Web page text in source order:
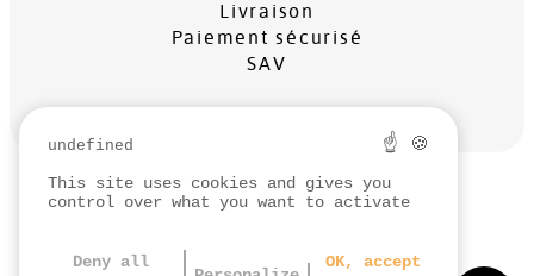
Livraison
Paiement sécurisé
SAV
MENTIONS LÉGALES
PROTECTION DES DONNÉES
undefined ☝ 🍪
This site uses cookies and gives you
control over what you want to activate
Deny all OK, accept